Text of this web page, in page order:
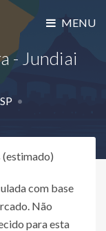
MENU
- Jundiai
(estimado)
com base
Não
para esta